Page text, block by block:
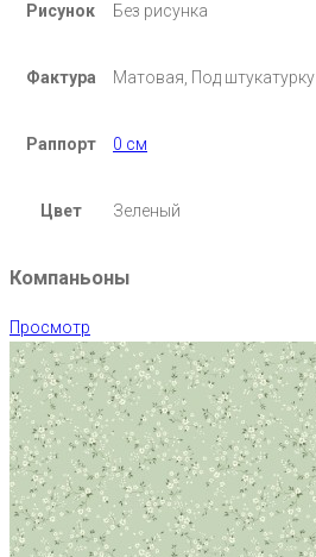
Рисунок Без рисунка
Фактура Матовая, Под штукатурку
Раппорт 0 см
Цвет Зеленый
Компаньоны
Просмотр